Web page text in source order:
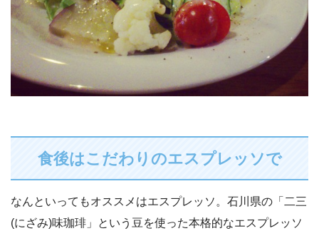
食後はこだわりのエスプレッソで
なんといってもオススメはエスプレッソ。石川県の「二三
(にざみ)味珈琲」という豆を使った本格的なエスプレッソ